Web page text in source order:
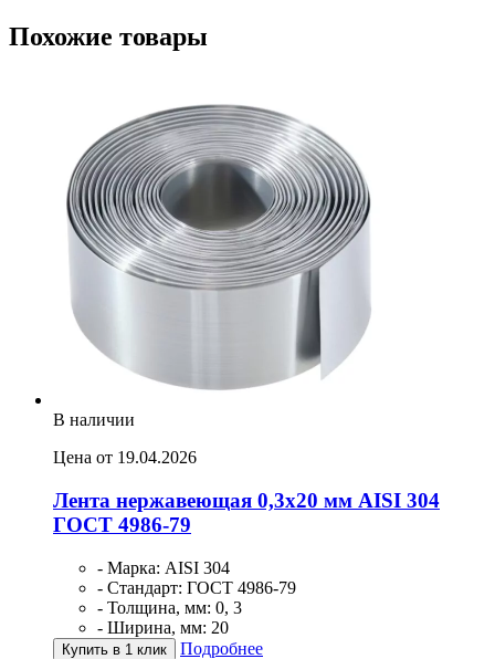
Похожие товары
В наличии
Цена от 19.04.2026
Лента нержавеющая 0,3х20 мм AISI 304
ГОСТ 4986-79
- Марка: AISI 304
- Стандарт: ГОСТ 4986-79
- Толщина, мм: 0, 3
- Ширина, мм: 20
Купить в 1 клик Подробнее